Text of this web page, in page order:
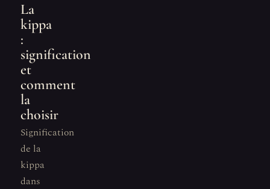
La
kippa
:
signification
et
comment
la
choisir
Signification
de la
kippa
dans